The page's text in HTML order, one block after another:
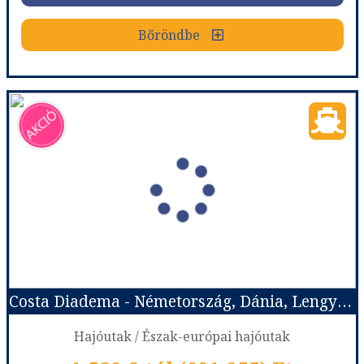
Bőröndbe
Bőröndbe
Costa Diadema - Németország, Dánia, Norvégia, Lengyelország, Svédország
Hajóutak
Észak-európai hajóutak
Utazás módja:Hajó
Ellátás:Teljes ellátás
Szálláskategória:Hajó kabin
Costa ár, The Interior (I1), 2 felnőtt
Időpont: 2027-05-07 | 14 éj Costa Diadema - Németország, Dánia, Lengyelország, Svédország, Norvégia
Hajóutak / Észak-európai hajóutak